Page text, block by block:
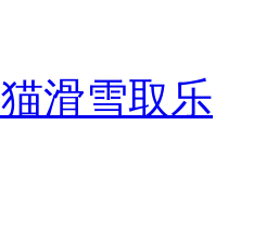
滑雪取乐